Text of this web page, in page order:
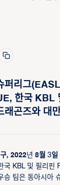
퍼리그
한국 KBL
래곤즈와 대
, 2022년 8월 3일
국 KBL 및 필리핀
승 팀은 동아시아